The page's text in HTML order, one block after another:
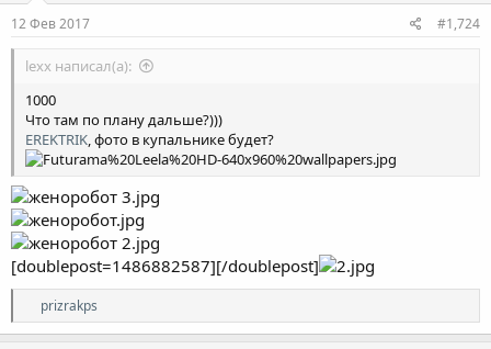
12 Фев 2017 #1,724
lexx написал(а):
1000
Что там по плану дальше?)))
EREKTRIK, фото в купальнике будет?
[doublepost=1486882587][/doublepost]
Р
е
а
prizrakps